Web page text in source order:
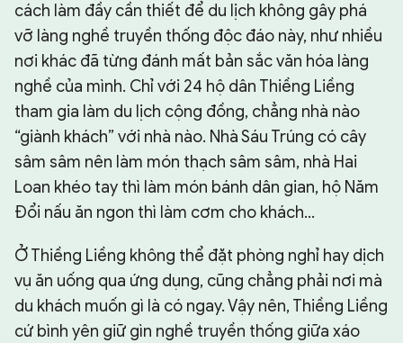
cách làm đầy cần thiết để du lịch không gây phá
vỡ làng nghề truyền thống độc đáo này, như nhiều
nơi khác đã từng đánh mất bản sắc văn hóa làng
nghề của mình. Chỉ với 24 hộ dân Thiềng Liềng
tham gia làm du lịch cộng đồng, chẳng nhà nào
“giành khách” với nhà nào. Nhà Sáu Trúng có cây
sâm sâm nên làm món thạch sâm sâm, nhà Hai
Loan khéo tay thì làm món bánh dân gian, hộ Năm
Đổi nấu ăn ngon thì làm cơm cho khách…
Ở Thiềng Liềng không thể đặt phòng nghỉ hay dịch
vụ ăn uống qua ứng dụng, cũng chẳng phải nơi mà
du khách muốn gì là có ngay. Vậy nên, Thiềng Liềng
cứ bình yên giữ gìn nghề truyền thống giữa xáo